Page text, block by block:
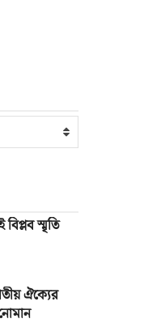
বিপ্লব স্মৃতি
ঐক্যের